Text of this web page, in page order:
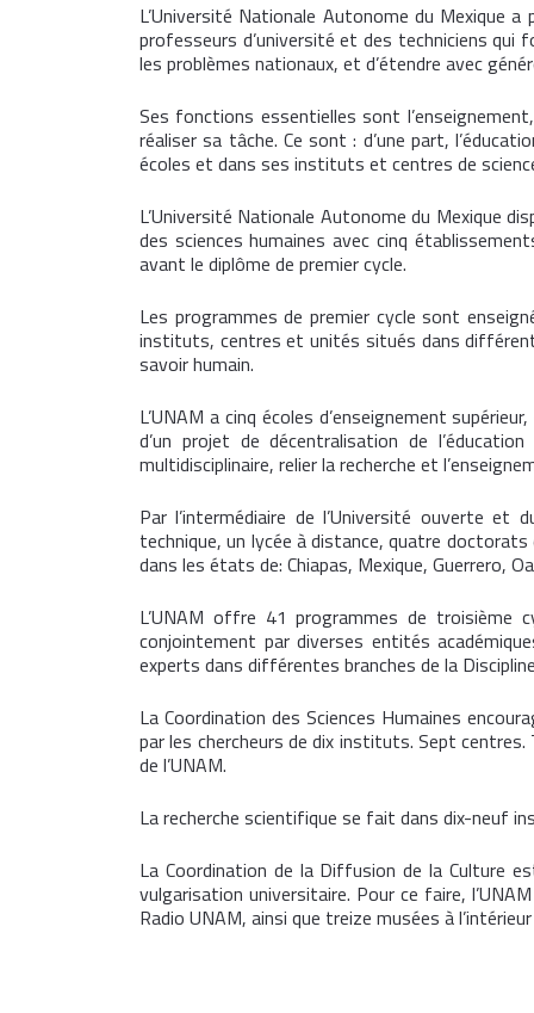
L’Université Nationale Autonome du Mexique
professeurs d’université et des techniciens qui
les problèmes nationaux, et d’étendre avec
Ses fonctions essentielles sont
réaliser sa tâche. Ce sont : d’une part,
écoles et dans ses instituts et centres de
L’Université Nationale Autonome du Mexique
des sciences humaines avec cinq
avant le diplôme de premier cycle.
Les programmes de premier cycle sont
instituts, centres et unités situés dans
savoir humain.
L’UNAM a cinq écoles d’enseignement
d’un projet de décentralisation de
multidisciplinaire, relier la recherche et
Par l’intermédiaire de l’Université ouverte et
technique, un lycée à distance, quatre
dans les états de: Chiapas, Mexique, Guerrero,
L’UNAM offre 41 programmes de troisième
conjointement par diverses entités
experts dans différentes branches de la
La Coordination des Sciences Humaines
par les chercheurs de dix instituts. Sept
de l’UNAM.
La recherche scientifique se fait dans dix-neuf
La Coordination de la Diffusion de la Culture
vulgarisation universitaire. Pour ce faire,
Radio UNAM, ainsi que treize musées à